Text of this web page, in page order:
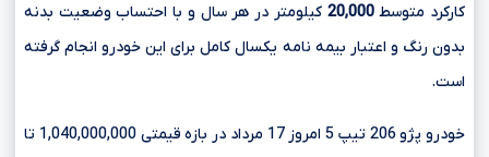
کارکرد متوسط20,000 کیلومتر در هر سال و با احتساب وضعیت بدنه
بدون رنگ و اعتبار بیمه نامه یکسال کامل برای این خودرو انجام گرفته
است.
خودرو پژو 206 تیپ 5 امروز 17 مرداد در بازه قیمتی 1,040,000,000 تا